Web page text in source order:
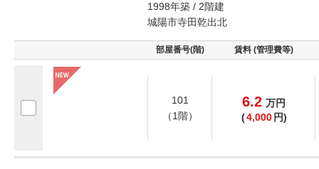
1998年築 / 2階建
城陽市寺田乾出北
部屋番号(階) 賃料 (管理費等)
101
（1階）
6.2 万円
(4,000 円)